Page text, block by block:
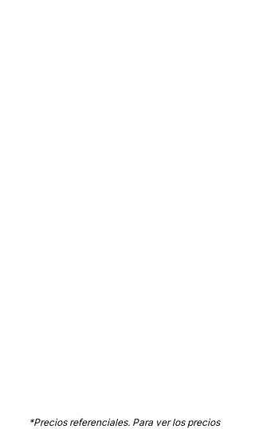
*Precios referenciales. Para ver los precios